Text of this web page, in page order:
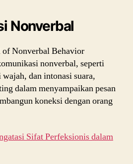
Nonverbal
Nonverbal Behavior
nonverbal, seperti
dan intonasi suara,
dalam menyampaikan pesan
koneksi dengan orang
Sifat Perfeksionis dalam